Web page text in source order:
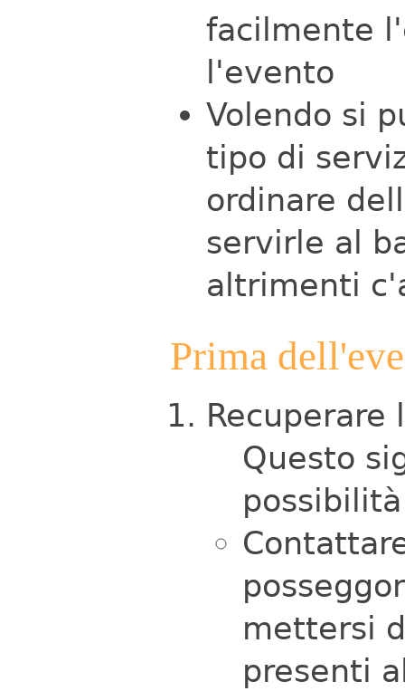
facilmente
l'evento
Volendo si
tipo di
ordinare
servirle al
altrimenti
Prima
Recuperare
Questo
mettersi
presenti